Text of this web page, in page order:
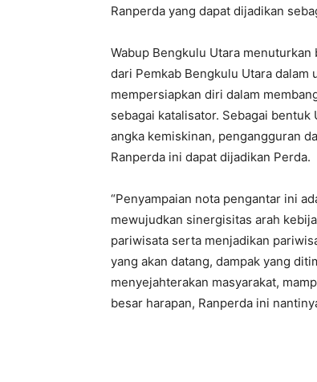
Ranperda yang dapat dijadikan
Wabup Bengkulu Utara
dari Pemkab Bengkulu Utara dalam
mempersiapkan diri dalam
sebagai katalisator. Sebagai
angka kemiskinan, pengangguran
Ranperda ini dapat dijadikan Perda.
“Penyampaian nota pengantar ini
mewujudkan sinergisitas arah
pariwisata serta menjadikan
yang akan datang, dampak yang
menyejahterakan masyarakat,
besar harapan, Ranperda ini